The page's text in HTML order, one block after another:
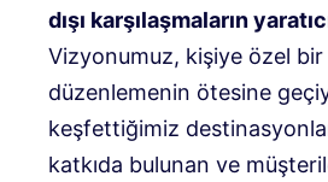
dışı karşılaşmaların
Vizyonumuz, kişiye özel
düzenlemenin ötesine
keşfettiğimiz
katkıda bulunan ve